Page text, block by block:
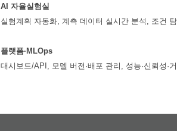
AI 자율실험실
실험계획 자동화, 계측 데이터 실시간 분석, 조건
플랫폼·MLOps
대시보드/API, 모델 버전·배포 관리, 성능·신뢰성·